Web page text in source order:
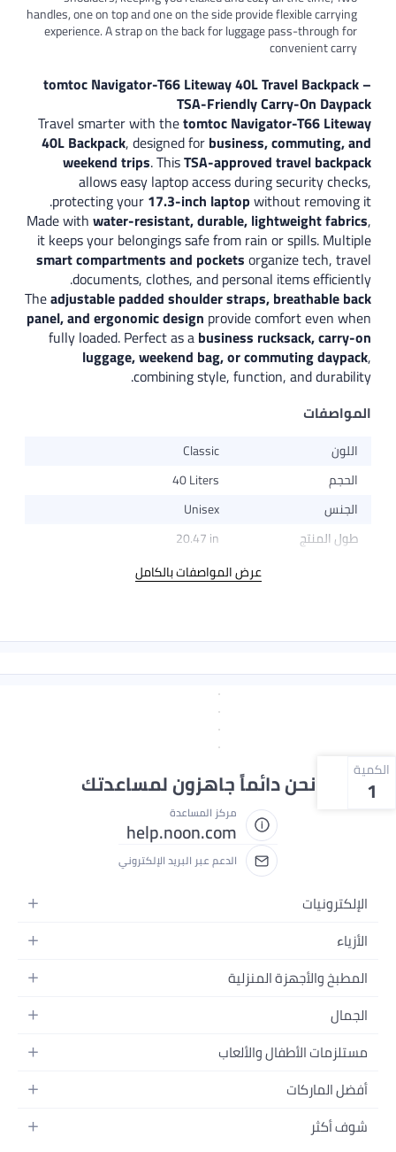
handles, one on top and one on the side provide flexible carrying
experience. A strap on the back for luggage pass-through for
convenient carry
tomtoc Navigator-T66 Liteway 40L Travel Backpack –
TSA-Friendly Carry-On Daypack
Travel smarter with thetomtoc Navigator-T66 Liteway
40L Backpack, designed forbusiness, commuting, and
weekend trips. ThisTSA-approved travel backpack
allows easy laptop access during security checks,
protecting your17.3-inch laptopwithout removing it.
Made withwater-resistant, durable, lightweight fabrics,
it keeps your belongings safe from rain or spills. Multiple
smart compartments and pocketsorganize tech, travel
documents, clothes, and personal items efficiently.
Theadjustable padded shoulder straps, breathable back
panel, and ergonomic design provide comfort even when
fully loaded. Perfect as abusiness rucksack, carry-on
luggage, weekend bag, or commuting daypack,
combining style, function, and durability.
المواصفات
اللون
Classic
الحجم
40 Liters
الجنس
Unisex
طول المنتج
20.47 in
عرض المواصفات بالكامل
الكمية
1 نحن دائماً جاهزون لمساعدتك
مركز المساعدة
help.noon.com
الدعم عبر البريد الإلكتروني
الإلكترونيات
الجوالات
اللابتوبات
الأجهزة المنزلية
التلفزيونات
السماعات
ألعاب القيمنق
الأزياء
أزياء نسائية
أزياء البنات
أزياء الأولاد
المجوهرات
حقائب نسائية
المطبخ والأجهزة المنزلية
الحمام
المطبخ والسفرة
أدوات وتحسين المنزل
الأثاث
الجمال
العطور
العناية بالشعر
العناية بالبشرة
مستلزمات الأطفال والألعاب
الحفاضات
الرضاعة والتغذية
أفضل الماركات
سامسونج
شوف أكثر